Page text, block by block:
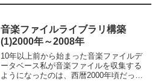
音楽ファイルライブラリ構築
(1)2000年～2008年
10年以上前から始まった音楽ファイルデ
ータベース私が音楽ファイルを収集する
ようになったのは、西暦2000年頃だった